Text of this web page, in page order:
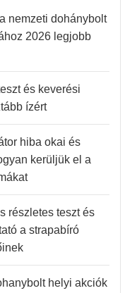
nemzeti dohánybolt
2026 legjobb
és keverési
ízért
hiba okai és
kerüljük el a
részletes teszt és
a strapabíró
helyi akciók